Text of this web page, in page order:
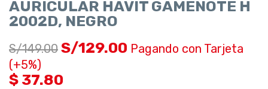
AURICULAR HAVIT GAMENOTE H
2002D, NEGRO
S/149.00 S/129.00 Pagando con Tarjeta
(+5%)
$ 37.80